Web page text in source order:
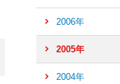
2006年
2005年
2004年